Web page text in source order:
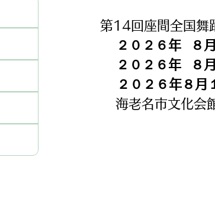
第14回座間全国舞
２０２６年 ８
２０２６年 ８
２０２６年８月
海老名市文化会